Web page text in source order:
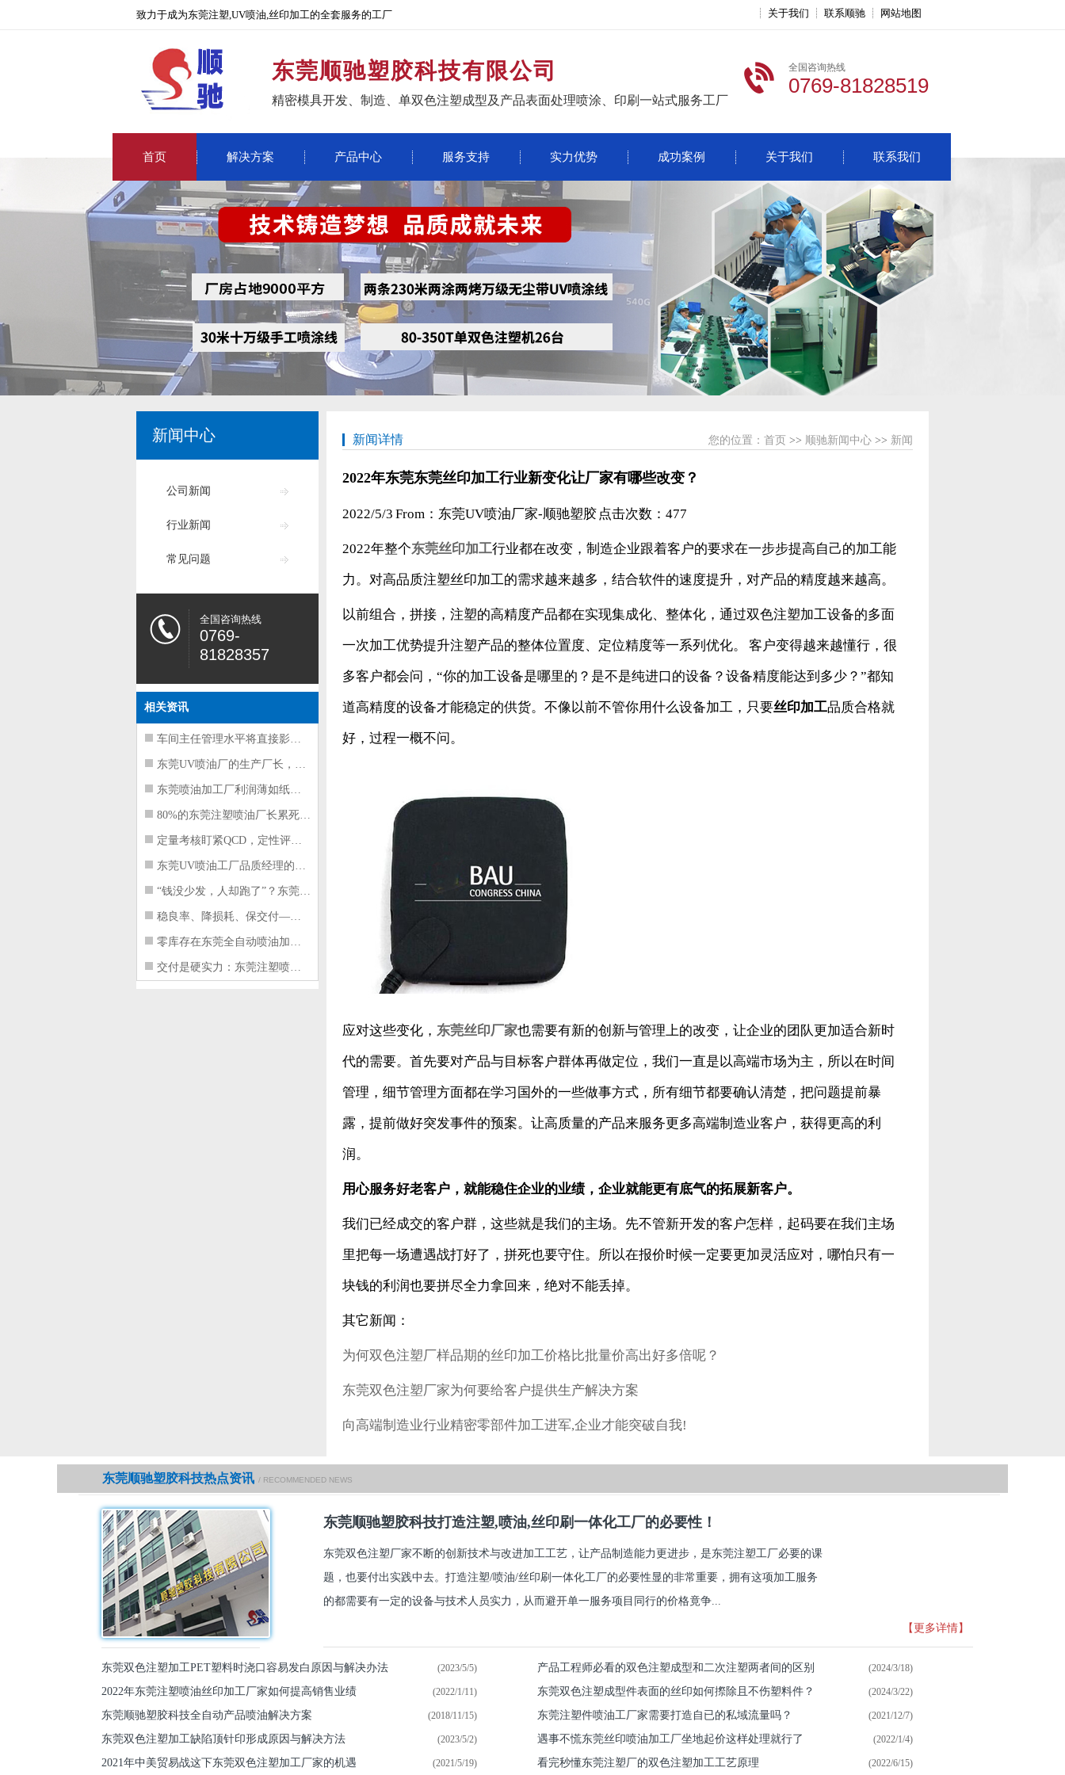
致力于成为东莞注塑,UV喷油,丝印加工的全套服务的工厂 关于我们 联系顺驰 网站地图
东莞顺驰塑胶科技有限公司
精密模具开发、制造、单双色注塑成型及产品表面处理喷涂、印刷一站式服务工厂
全国咨询热线
0769-81828519
首页 解决方案 产品中心 服务支持 实力优势 成功案例 关于我们 联系我们
新闻中心
公司新闻
行业新闻
常见问题
全国咨询热线
0769-
81828357
相关资讯
车间主任管理水平将直接影响东莞注塑件
东莞UV喷油厂的生产厂长，到底在给工
东莞喷油加工厂利润薄如纸？这四项基本
80%的东莞注塑喷油厂长累死累活，利
定量考核盯紧QCD，定性评价看好配合
东莞UV喷油工厂品质经理的四项核心管
“钱没少发，人却跑了”？东莞注塑喷油
稳良率、降损耗、保交付——东莞这家U
零库存在东莞全自动喷油加工厂不可行的
交付是硬实力：东莞注塑喷油厂如何用齐
新闻详情 您的位置： 首页 >> 顺驰新闻中心 >> 新闻
2022年东莞东莞丝印加工行业新变化让厂家有哪些改变？
2022/5/3 From：东莞UV喷油厂家-顺驰塑胶 点击次数： 477
2022年整个东莞丝印加工行业都在改变，制造企业跟着客户的要求在一步步提高自己的加工能
力。对高品质注塑丝印加工的需求越来越多，结合软件的速度提升，对产品的精度越来越高。
以前组合，拼接，注塑的高精度产品都在实现集成化、整体化，通过双色注塑加工设备的多面
一次加工优势提升注塑产品的整体位置度、定位精度等一系列优化。 客户变得越来越懂行，很
多客户都会问，“你的加工设备是哪里的？是不是纯进口的设备？设备精度能达到多少？”都知
道高精度的设备才能稳定的供货。不像以前不管你用什么设备加工，只要丝印加工品质合格就
好，过程一概不问。
应对这些变化， 东莞丝印厂家也需要有新的创新与管理上的改变，让企业的团队更加适合新时
代的需要。首先要对产品与目标客户群体再做定位，我们一直是以高端市场为主，所以在时间
管理，细节管理方面都在学习国外的一些做事方式，所有细节都要确认清楚，把问题提前暴
露，提前做好突发事件的预案。让高质量的产品来服务更多高端制造业客户，获得更高的利
润。
用心服务好老客户，就能稳住企业的业绩，企业就能更有底气的拓展新客户。
我们已经成交的客户群，这些就是我们的主场。先不管新开发的客户怎样，起码要在我们主场
里把每一场遭遇战打好了，拼死也要守住。所以在报价时候一定要更加灵活应对，哪怕只有一
块钱的利润也要拼尽全力拿回来，绝对不能丢掉。
其它新闻：
为何双色注塑厂样品期的丝印加工价格比批量价高出好多倍呢？
东莞双色注塑厂家为何要给客户提供生产解决方案
向高端制造业行业精密零部件加工进军,企业才能突破自我!
东莞顺驰塑胶科技热点资讯 / RECOMMENDED NEWS
东莞顺驰塑胶科技打造注塑,喷油,丝印刷一体化工厂的必要性！
东莞双色注塑厂家不断的创新技术与改进加工工艺，让产品制造能力更进步，是东莞注塑工厂必要的课
题，也要付出实践中去。打造注塑/喷油/丝印刷一体化工厂的必要性显的非常重要，拥有这项加工服务
的都需要有一定的设备与技术人员实力，从而避开单一服务项目同行的价格竟争...
【更多详情】
(2023/5/5)
东莞双色注塑加工PET塑料时浇口容易发白原因与解决办法 (2024/3/18)
产品工程师必看的双色注塑成型和二次注塑两者间的区别
(2022/1/11)
2022年东莞注塑喷油丝印加工厂家如何提高销售业绩 (2024/3/22)
东莞双色注塑成型件表面的丝印如何摖除且不伤塑料件？
(2018/11/15)
东莞顺驰塑胶科技全自动产品喷油解决方案 (2021/12/7)
东莞注塑件喷油​工厂家需要打造自已的私域流量吗？
(2023/5/2)
东莞双色注塑加工缺陷顶针印形成原因与解决方法 (2022/1/4)
遇事不慌东莞丝印喷油加工厂坐地起价这样处理就行了
(2021/5/19)
2021年中美贸易战这下东莞双色注塑加工厂家的机遇 (2022/6/15)
看完秒懂东莞注塑厂的双色注塑加工工艺原理